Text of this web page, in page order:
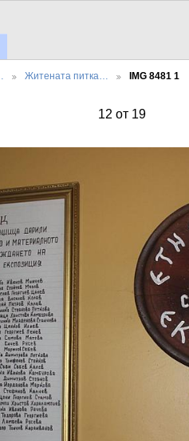
Житената питка… IMG 8481 1
12 от 19